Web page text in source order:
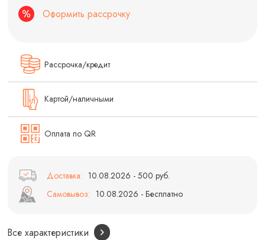
Оформить рассрочку
Рассрочка/кредит
Картой/наличными
Оплата по QR
Доставка: 10.08.2026 - 500 руб.
Самовывоз: 10.08.2026 - Бесплатно
Все характеристики